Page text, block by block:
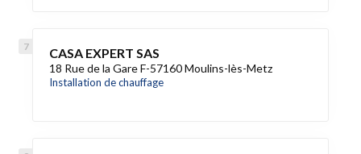
CASA EXPERT SAS
18 Rue de la Gare F-57160 Moulins-lès-Metz
Installation de chauffage